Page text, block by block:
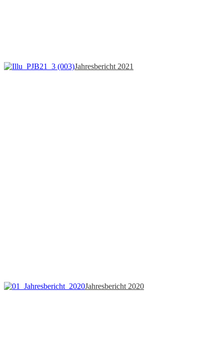
Jahresbericht 2021
Jahresbericht 2020